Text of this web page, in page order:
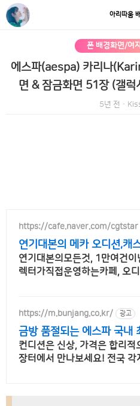
아리따움
폰 배경화면/여
에스파(aespa) 카리나
면 & 잠금화면 51장 (갤
5년 전 ·
https://cafe.naver.com/cgtstar
연기대본의 메카 오디션,캐
연기대본의모든것, 1만여건이
렉터가직접운영하는카페, 오
https://m.bunjang.co.kr/ 광고
금방 품절되는 에스파 국내
드 중고거래
컨디션은 신상, 가격은 합리적
장터에서 만나보세요! 전국 각